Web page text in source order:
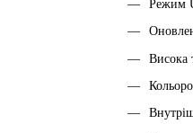
Режим
Висока